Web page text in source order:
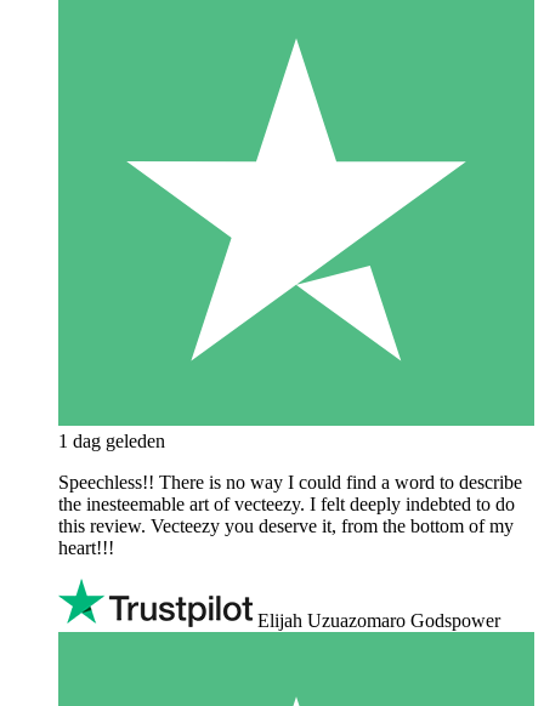
1 dag geleden
Speechless!! There is no way I could find a word to describe
the inesteemable art of vecteezy. I felt deeply indebted to do
this review. Vecteezy you deserve it, from the bottom of my
heart!!!
Elijah Uzuazomaro Godspower